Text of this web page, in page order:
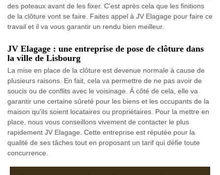
des poteaux avant de les fixer. C'est après cela que les finitions
de la clôture vont se faire. Faites appel à JV Elagage pour faire ce
travail et il va vous garantir un rendu bien meilleur.
JV Elagage : une entreprise de pose de clôture dans
la ville de Lisbourg
La mise en place de la clôture est devenue normale à cause de
plusieurs raisons. En fait, cela va permettre de ne pas avoir de
soucis ou de conflits avec le voisinage. À côté de cela, elle va
garantir une certaine sûreté pour les biens et les occupants de la
maison qu'ils soient locataires ou propriétaires. Pour la mettre en
place, nous vous conseillons vivement de contacter le plus
rapidement JV Elagage. Cette entreprise est réputée pour la
qualité de ses tâches tout en proposant un tarif qui défie toute
concurrence.